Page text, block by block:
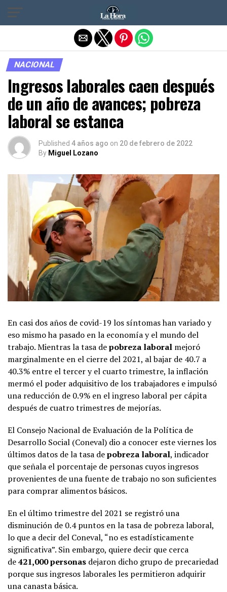
NACIONAL
Ingresos laborales caen después
de un año de avances; pobreza
laboral se estanca
Published 4 años ago on 20 de febrero de 2022
By Miguel Lozano
En casi dos años de covid-19 los síntomas han variado y
eso mismo ha pasado en la economía y el mundo del
trabajo. Mientras la tasa depobreza laboral mejoró
marginalmente en el cierre del 2021, al bajar de 40.7 a
40.3% entre el tercer y el cuarto trimestre, la inflación
mermó el poder adquisitivo de los trabajadores e impulsó
una reducción de 0.9% en el ingreso laboral per cápita
después de cuatro trimestres de mejorías.
El Consejo Nacional de Evaluación de la Política de
Desarrollo Social (Coneval) dio a conocer este viernes los
últimos datos de la tasa depobreza laboral, indicador
que señala el porcentaje de personas cuyos ingresos
provenientes de una fuente de trabajo no son suficientes
para comprar alimentos básicos.
En el último trimestre del 2021 se registró una
disminución de 0.4 puntos en la tasa de pobreza laboral,
lo que a decir del Coneval, “no es estadísticamente
significativa”. Sin embargo, quiere decir que cerca
de421,000 personas dejaron dicho grupo de precariedad
porque sus ingresos laborales les permitieron adquirir
una canasta básica.
Salir de la versión móvil